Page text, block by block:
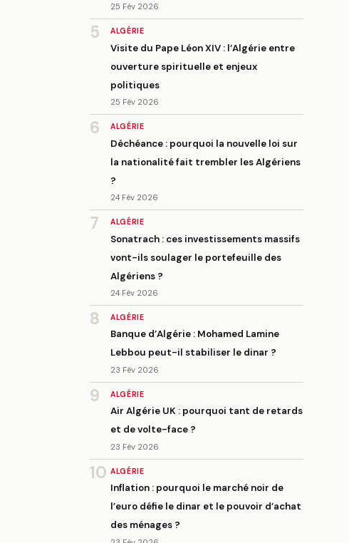
25 Fév 2026
5 ALGÉRIE
Visite du Pape Léon XIV : l’Algérie entre
ouverture spirituelle et enjeux
politiques
25 Fév 2026
6 ALGÉRIE
Déchéance : pourquoi la nouvelle loi sur
la nationalité fait trembler les Algériens
?
24 Fév 2026
7 ALGÉRIE
Sonatrach : ces investissements massifs
vont-ils soulager le portefeuille des
Algériens ?
24 Fév 2026
8 ALGÉRIE
Banque d’Algérie : Mohamed Lamine
Lebbou peut-il stabiliser le dinar ?
23 Fév 2026
9 ALGÉRIE
Air Algérie UK : pourquoi tant de retards
et de volte-face ?
23 Fév 2026
10 ALGÉRIE
Inflation : pourquoi le marché noir de
l’euro défie le dinar et le pouvoir d’achat
des ménages ?